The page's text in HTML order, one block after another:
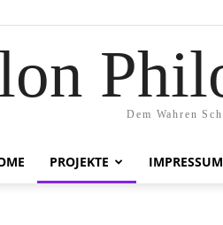
Dem Wahren
PROJEKTE IMPRESSUM